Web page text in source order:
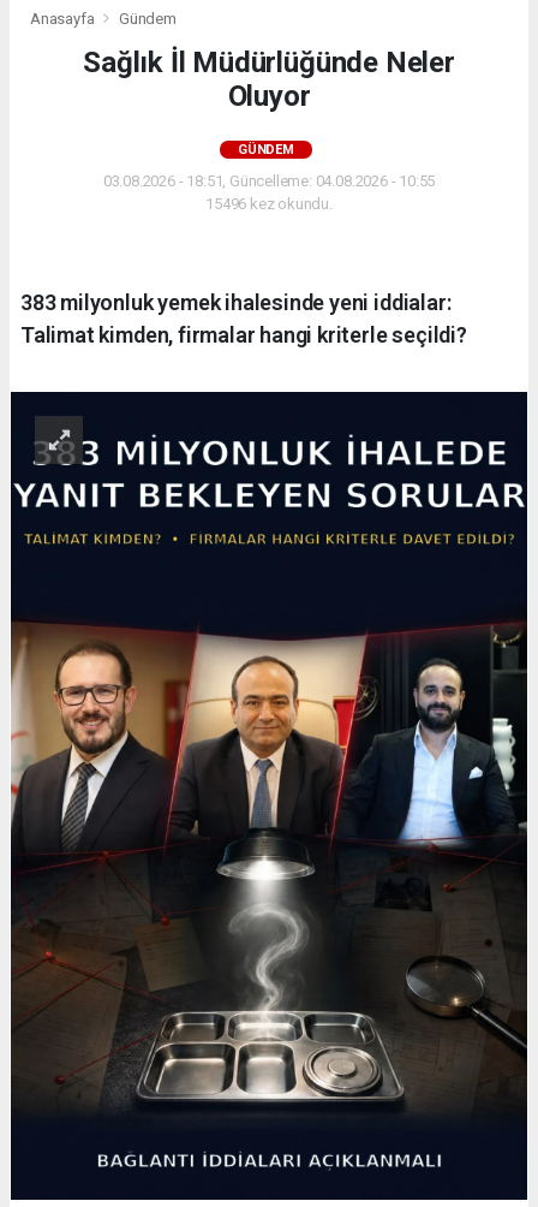
Anasayfa Gündem
Sağlık İl Müdürlüğünde Neler
Oluyor
GÜNDEM
03.08.2026 - 18:51, Güncelleme: 04.08.2026 - 10:55
15496 kez okundu.
383 milyonluk yemek ihalesinde yeni iddialar:
Talimat kimden, firmalar hangi kriterle seçildi?